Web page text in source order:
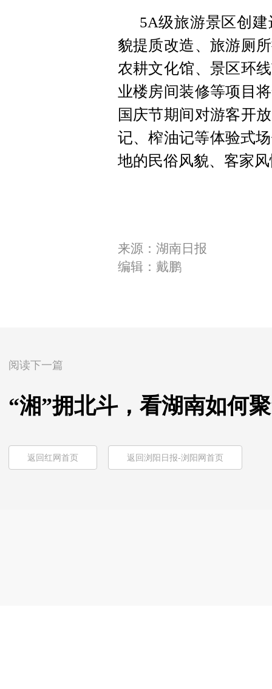
5A级旅游景区创
貌提质改造、旅游厕
农耕文化馆、景区环
业楼房间装修等项目
国庆节期间对游客开
记、榨油记等体验式
地的民俗风貌、客家
来源：湖南日报
编辑：戴鹏
阅读下一篇
“湘”拥北斗，看湖南如何
返回红网首页 返回浏阳日报-浏阳网首页